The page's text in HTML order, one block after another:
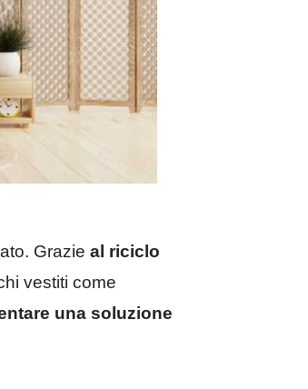
Grazie al riciclo
vestiti come
una soluzione